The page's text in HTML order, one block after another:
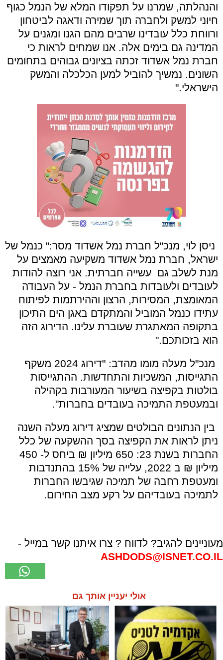
והנהלתה, שמרנו על תפקודו המלא של הנמל כגוף
חיוני למשק ולחברה תוך שמירה ודאגה לביטחון
ורווחת כלל עובדינו שרבים מהם הגנו ומגנים על
המדינה גם בימים אלה. אנו שמחים לראות כי
חברת נמל אשדוד זכתה בציונים גבוהים בתחומים
השונים. נמשיך להוביל למען הכלכלה והמשק
הישראלי."
ניסן לוי, מנכ"ל חברת נמל אשדוד מסר:" כנמל של
ישראל, חברת נמל אשדוד משקיעה מאמצים על
מנת לשלב גם עשייה חברתית. אני רוצה להודות
לעובדים ולעובדות בחברת הנמל - על העבודה
המאומצת, המסירות, הרצון וההירתמות לפיתוח
עתידו כנמל המוביל והמתקדם באגן הים התיכון
בתקופה המאתגרת שעוברת עלינו. הדירוג הזה
הוא בזכותכם."
מנכ"ל מעלה מומו מהדב: "דירוג 2024 משקף
התגייסות, המשכיות והתחדשות. ההתגייסות
בולטות בקפיצה בשיעור המעורבות בקהילה
ובמעטפת התמיכה בעובדים בחברות".
בין הנתונים הבולטים שמציג דירוג מעלה השנה
ניתן לראות את הקפיצה בסך ההשקעה של כלל
החברות בשנת 23: 650 מיליון ₪ ביחס ל- 450
מיליון ₪ ב 2022, עלייה של 15% בהתנדבות
ומעטפת רחבה של תמיכה שגיבשו החברות
לתמיכה בעובדיהם על רקע מצב החירום.
מעוניינים להגיב? לדווח ? צרו איתנו קשר במייל -
ASHDODS@ISNET.CO.IL
אולי יעניין אותך גם